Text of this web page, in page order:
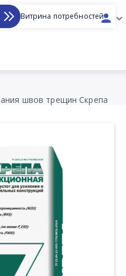
Витрина потребностей
швов трещин Скрепа